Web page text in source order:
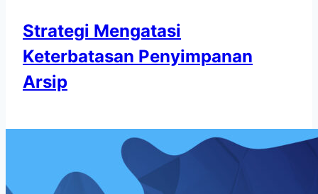
Strategi Mengatasi
Keterbatasan Penyimpanan
Arsip